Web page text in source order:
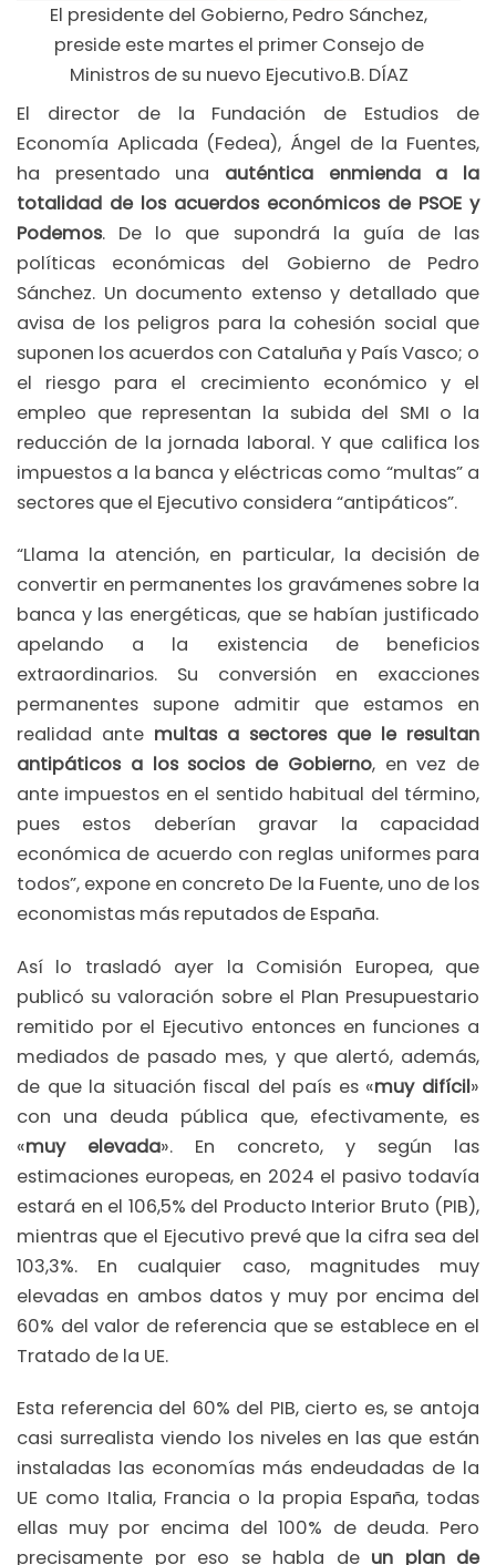
El presidente del Gobierno, Pedro Sánchez,
preside este martes el primer Consejo de
Ministros de su nuevo Ejecutivo.B. DÍAZ
El director de la Fundación de Estudios de
Economía Aplicada (Fedea), Ángel de la Fuentes,
ha presentado una auténtica enmienda a la
totalidad de los acuerdos económicos de PSOE y
Podemos. De lo que supondrá la guía de las
políticas económicas del Gobierno de Pedro
Sánchez. Un documento extenso y detallado que
avisa de los peligros para la cohesión social que
suponen los acuerdos con Cataluña y País Vasco; o
el riesgo para el crecimiento económico y el
empleo que representan la subida del SMI o la
reducción de la jornada laboral. Y que califica los
impuestos a la banca y eléctricas como “multas” a
sectores que el Ejecutivo considera “antipáticos”.
“Llama la atención, en particular, la decisión de
convertir en permanentes los gravámenes sobre la
banca y las energéticas, que se habían justificado
apelando a la existencia de beneficios
extraordinarios. Su conversión en exacciones
permanentes supone admitir que estamos en
realidad ante multas a sectores que le resultan
antipáticos a los socios de Gobierno, en vez de
ante impuestos en el sentido habitual del término,
pues estos deberían gravar la capacidad
económica de acuerdo con reglas uniformes para
todos”, expone en concreto De la Fuente, uno de los
economistas más reputados de España.
Así lo trasladó ayer la Comisión Europea, que
publicó su valoración sobre el Plan Presupuestario
remitido por el Ejecutivo entonces en funciones a
mediados de pasado mes, y que alertó, además,
de que la situación fiscal del país es «muy difícil»
con una deuda pública que, efectivamente, es
«muy elevada». En concreto, y según las
estimaciones europeas, en 2024 el pasivo todavía
estará en el 106,5% del Producto Interior Bruto (PIB),
mientras que el Ejecutivo prevé que la cifra sea del
103,3%. En cualquier caso, magnitudes muy
elevadas en ambos datos y muy por encima del
60% del valor de referencia que se establece en el
Tratado de la UE.
Esta referencia del 60% del PIB, cierto es, se antoja
casi surrealista viendo los niveles en las que están
instaladas las economías más endeudadas de la
UE como Italia, Francia o la propia España, todas
ellas muy por encima del 100% de deuda. Pero
precisamente por eso se habla de un plan de